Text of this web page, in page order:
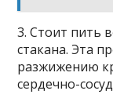
3. Стоит пить
стакана. Эта
разжижению
сердечно-